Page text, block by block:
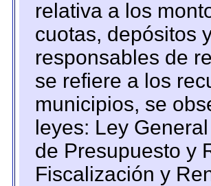
relativa a los
cuotas, depósitos
responsables de
se refiere a los
municipios, se
leyes: Ley
de Presupuesto y
Fiscalización y